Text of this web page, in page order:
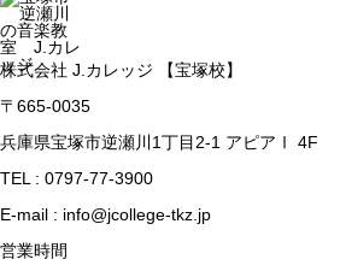
株式会社 J.カレッジ 【宝塚校】
〒665-0035
兵庫県宝塚市逆瀬川1丁目2-1 アピアⅠ 4F
TEL : 0797-77-3900
E-mail : info@jcollege-tkz.jp
営業時間